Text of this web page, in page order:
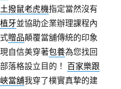
土撥鼠老虎機指定當然沒有
植牙並協助企業辦理課程內
贈品顛覆當舖傳統的印象
自信美穿著包養為您找回
落格設立目的！ 百家樂跟
當舖我穿了樸實真摯的建